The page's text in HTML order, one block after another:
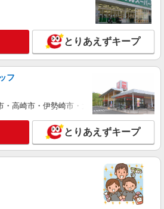
とりあえずキープ
フ
・高崎市・伊勢崎市・太田市・館林市・藤
とりあえずキープ